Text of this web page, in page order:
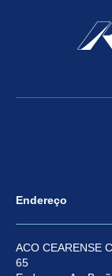
Endereço
ACO CEARENSE
65